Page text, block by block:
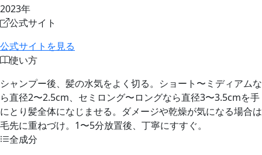
2023年
公式サイト
公式サイトを見る
使い方
シャンプー後、髪の水気をよく切る。ショート〜ミディアムな
ら直径2〜2.5cm、セミロング〜ロングなら直径3〜3.5cmを手
にとり髪全体になじませる。ダメージや乾燥が気になる場合は
毛先に重ねづけ。1〜5分放置後、丁寧にすすぐ。
全成分